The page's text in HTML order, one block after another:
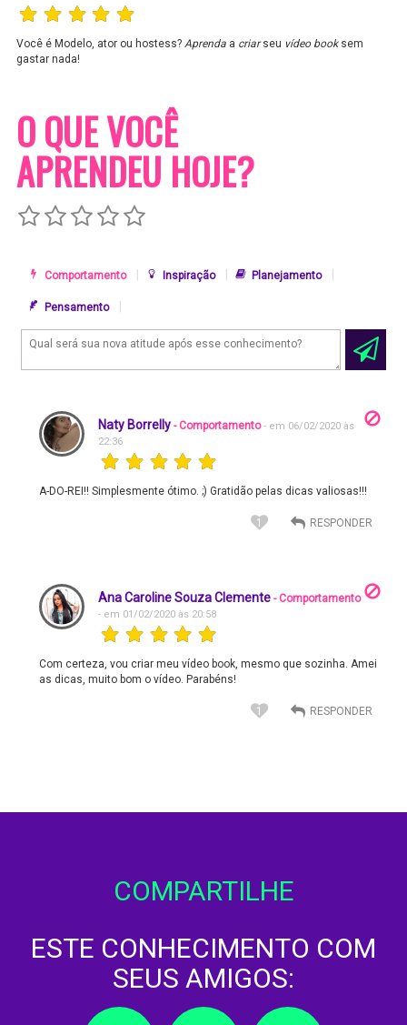
Você é Modelo, ator ou hostess? Aprendaa criarseu vídeo booksem
gastar nada!
O QUE VOCÊ
APRENDEU HOJE?
Comportamento Inspiração Planejamento
Pensamento
Naty Borrelly - Comportamento- em 06/02/2020 às
22:36
A-DO-REI!! Simplesmente ótimo. ;) Gratidão pelas dicas valiosas!!!
1
Ana Caroline Souza Clemente - Comportamento
- em 01/02/2020 às 20:58
Com certeza, vou criar meu vídeo book, mesmo que sozinha. Amei
as dicas, muito bom o vídeo. Parabéns!
1
COMPARTILHE
ESTE CONHECIMENTO COM
SEUS AMIGOS: